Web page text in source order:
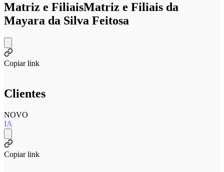
Matriz e FiliaisMatriz e Filiais da
Mayara da Silva Feitosa
Copiar link
Clientes
NOVO
IA
Copiar link